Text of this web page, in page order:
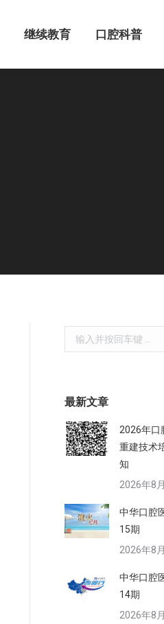
继续教育 口腔科普
Search:
最新文章
2026年口
重建技术
知
2026年8
中华口腔
15期
2026年8
中华口腔
14期
2026年8